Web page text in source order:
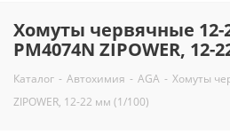
Хомуты червячные
PM4074N ZIPOWER, 12-
Каталог - Автохимия - AGA - Хомуты
ZIPOWER, 12-22 мм (1/100)